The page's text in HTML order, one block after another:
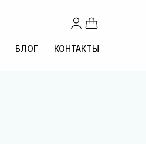
БЛОГ КОНТАКТЫ